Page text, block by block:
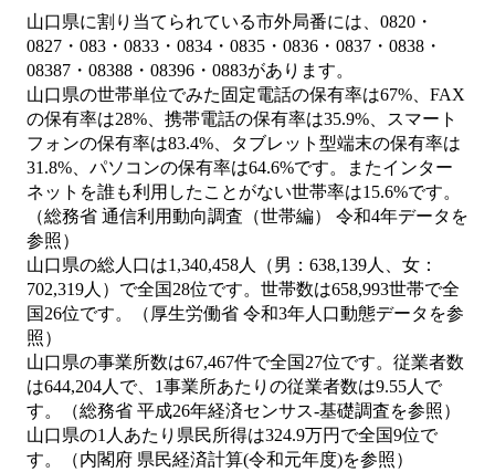
山口県に割り当てられている市外局番には、0820・
0827・083・0833・0834・0835・0836・0837・0838・
08387・08388・08396・0883があります。
山口県の世帯単位でみた固定電話の保有率は67%、FAX
の保有率は28%、携帯電話の保有率は35.9%、スマート
フォンの保有率は83.4%、タブレット型端末の保有率は
31.8%、パソコンの保有率は64.6%です。またインター
ネットを誰も利用したことがない世帯率は15.6%です。
（総務省 通信利用動向調査（世帯編） 令和4年データを
参照）
山口県の総人口は1,340,458人（男：638,139人、女：
702,319人）で全国28位です。世帯数は658,993世帯で全
国26位です。（厚生労働省 令和3年人口動態データを参
照）
山口県の事業所数は67,467件で全国27位です。従業者数
は644,204人で、1事業所あたりの従業者数は9.55人で
す。（総務省 平成26年経済センサス‐基礎調査を参照）
山口県の1人あたり県民所得は324.9万円で全国9位で
す。（内閣府 県民経済計算(令和元年度)を参照）